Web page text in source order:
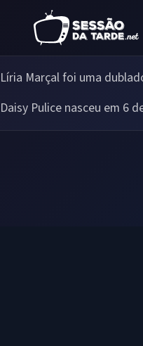
Líria Marçal foi uma
Daisy Pulice nasceu em 6